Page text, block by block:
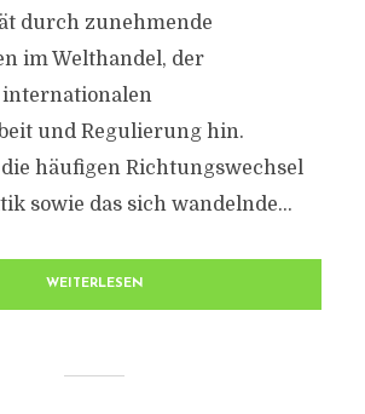
durch zunehmende
im Welthandel, der
und Regulierung hin.
häufigen Richtungswechsel
sowie das sich wandelnde...
WEITERLESEN